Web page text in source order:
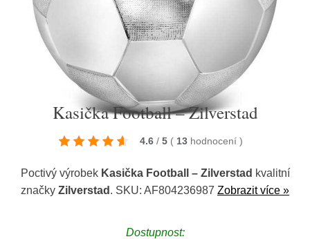
Kasička Football – Zilverstad
4.6 / 5 ( 13 hodnocení )
Poctivý výrobek Kasička Football – Zilverstad kvalitní
značky Zilverstad . SKU: AF804236987 Zobrazit více »
Dostupnost: